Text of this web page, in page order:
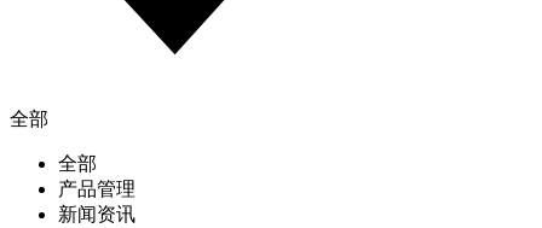
全部
全部
产品管理
新闻资讯